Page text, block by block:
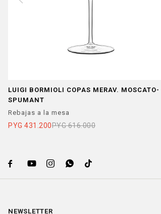
LUIGI BORMIOLI COPAS MERAV. MOSCATO-
SPUMANT
Rebajas a la mesa
PYG 431.200PYG 616.000
    
NEWSLETTER